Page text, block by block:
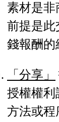
素材是非
前提是此
錢報酬的
「分享」
授權權利
方法或程